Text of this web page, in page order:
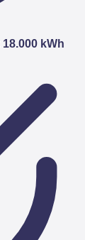
18.000 kWh